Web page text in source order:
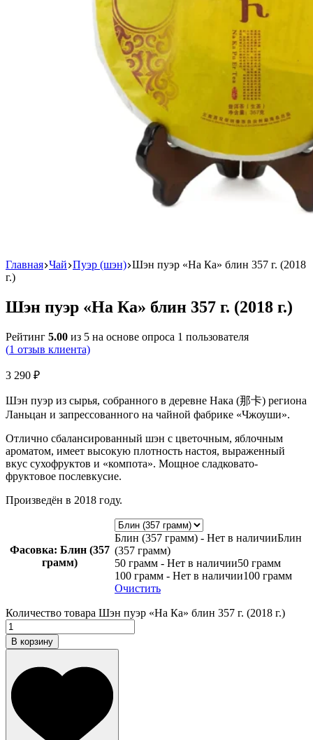
Главная Чай Пуэр (шэн) Шэн пуэр «На Ка» блин 357 г. (2018
г.)
Шэн пуэр «На Ка» блин 357 г. (2018 г.)
Рейтинг 5.00 из 5 на основе опроса 1 пользователя
(1 отзыв клиента)
3 290 ₽
Шэн пуэр из сырья, собранного в деревне Нака (那卡) региона
Ланьцан и запрессованного на чайной фабрике «Чжоуши».
Отлично сбалансированный шэн с цветочным, яблочным
ароматом, имеет высокую плотность настоя, выраженный
вкус сухофруктов и «компота». Мощное сладковато-
фруктовое послевкусие.
Произведён в 2018 году.
Фасовка: Блин (357
грамм)
Блин (357 грамм) - Нет в наличииБлин
(357 грамм)
50 грамм - Нет в наличии50 грамм
100 грамм - Нет в наличии100 грамм
Очистить
Количество товара Шэн пуэр «На Ка» блин 357 г. (2018 г.)
В корзину